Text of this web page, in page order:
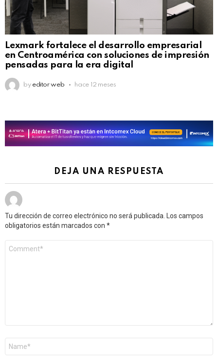
Lexmark fortalece el desarrollo empresarial
en Centroamérica con soluciones de impresión
pensadas para la era digital
by editor web hace 12 meses
DEJA UNA RESPUESTA
Tu dirección de correo electrónico no será publicada. Los campos
obligatorios están marcados con *